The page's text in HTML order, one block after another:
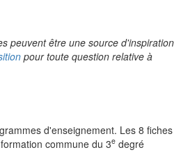
peuvent être une source d'inspiration
pour toute question relative à
d'enseignement. Les 8 fiches
commune du 3e degré